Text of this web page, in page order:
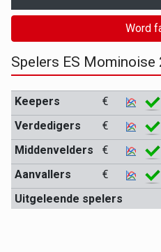
Word
Spelers ES
Keepers
€
Verdedigers
€
Middenvelders
€
Aanvallers
€
Uitgeleende spelers